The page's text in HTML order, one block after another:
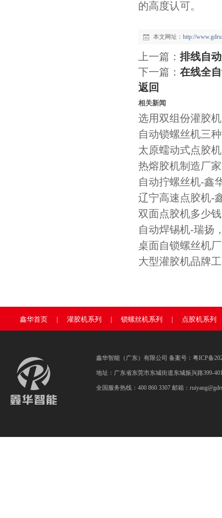
的高度认可。
本文网址： http://
上一篇： 排线自
下一篇： 在线全
返回
相关新闻
选用双组份灌胶
自动锁螺丝机三
太原蠕动式点胶
热熔胶机制造厂
自动拧螺丝机-鑫
辽宁高速点胶机-
双面点胶机多少
自动焊锡机-瑞扬
桌面自锁螺丝机
大型灌胶机品牌
鑫华首页 灌胶机系列 锁螺丝机系列 点胶机系列
鑫华智能（广东）有限公司 备案号： 粤ICP备
地址：广东省东莞市东城街道东城振兴路399-
全国服务热线：400 860 3307 邮箱：